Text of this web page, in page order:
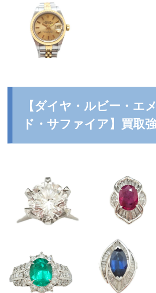
【ダイヤ・ルビー・エ
ド・サファイア】買取